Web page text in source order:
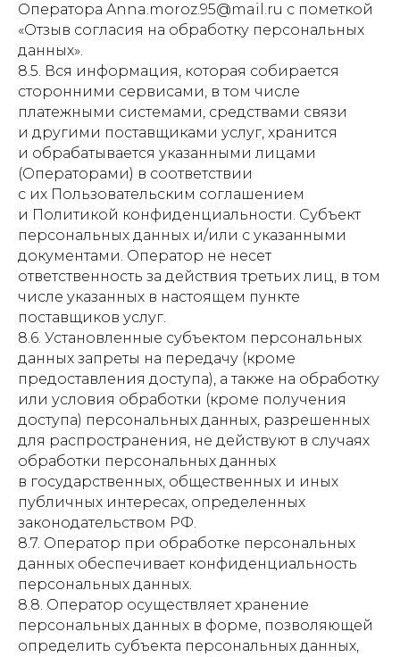
Оператора Anna.moroz.95@mail.ru с пометкой
«Отзыв согласия на обработку персональных
данных».
8.5. Вся информация, которая собирается
сторонними сервисами, в том числе
платежными системами, средствами связи
и другими поставщиками услуг, хранится
и обрабатывается указанными лицами
(Операторами) в соответствии
с их Пользовательским соглашением
и Политикой конфиденциальности. Субъект
персональных данных и/или с указанными
документами. Оператор не несет
ответственность за действия третьих лиц, в том
числе указанных в настоящем пункте
поставщиков услуг.
8.6. Установленные субъектом персональных
данных запреты на передачу (кроме
предоставления доступа), а также на обработку
или условия обработки (кроме получения
доступа) персональных данных, разрешенных
для распространения, не действуют в случаях
обработки персональных данных
в государственных, общественных и иных
публичных интересах, определенных
законодательством РФ.
8.7. Оператор при обработке персональных
данных обеспечивает конфиденциальность
персональных данных.
8.8. Оператор осуществляет хранение
персональных данных в форме, позволяющей
определить субъекта персональных данных,